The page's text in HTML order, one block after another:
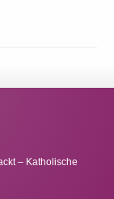
– Katholische